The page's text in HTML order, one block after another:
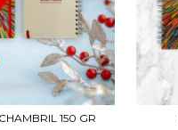
150 GR